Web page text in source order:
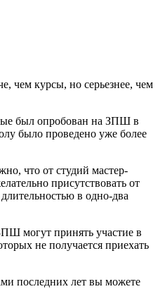
чем курсы, но серьезнее, чем
был опробован на ЗПШ в
было проведено уже более
что от студий мастер-
присутствовать от
в одно-два
могут принять участие в
не получается приехать
последних лет вы можете